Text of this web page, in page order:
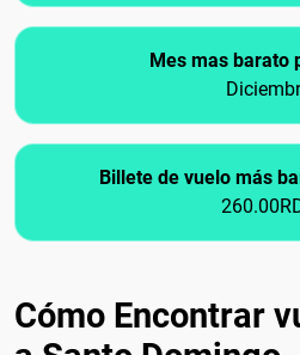
Mes mas barato
Billete de vuelo más
Cómo Encontrar